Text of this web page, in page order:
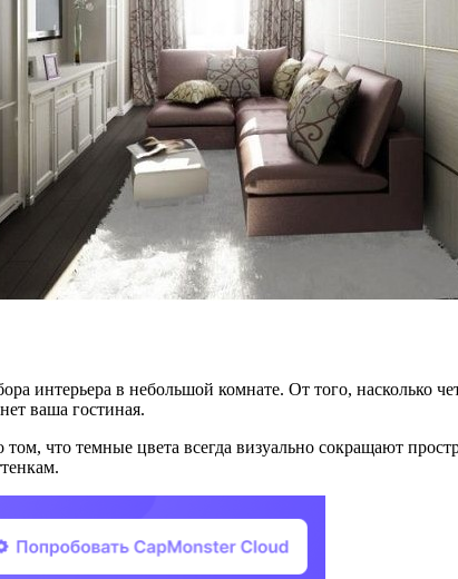
интерьера в небольшой комнате. От того, насколько
ваша гостиная.
что темные цвета всегда визуально сокращают